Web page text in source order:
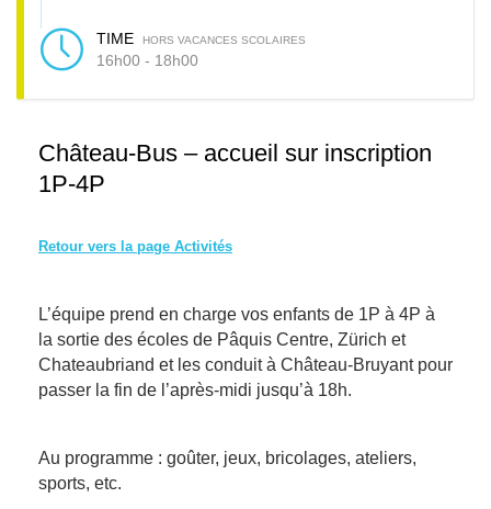
TIME HORS VACANCES SCOLAIRES
16h00 - 18h00
Château-Bus – accueil sur inscription
1P-4P
Retour vers la page Activités
L’équipe prend en charge vos enfants de 1P à 4P à
la sortie des écoles de Pâquis Centre, Zürich et
Chateaubriand et les conduit à Château-Bruyant pour
passer la fin de l’après-midi jusqu’à 18h.
Au programme : goûter, jeux, bricolages, ateliers,
sports, etc.